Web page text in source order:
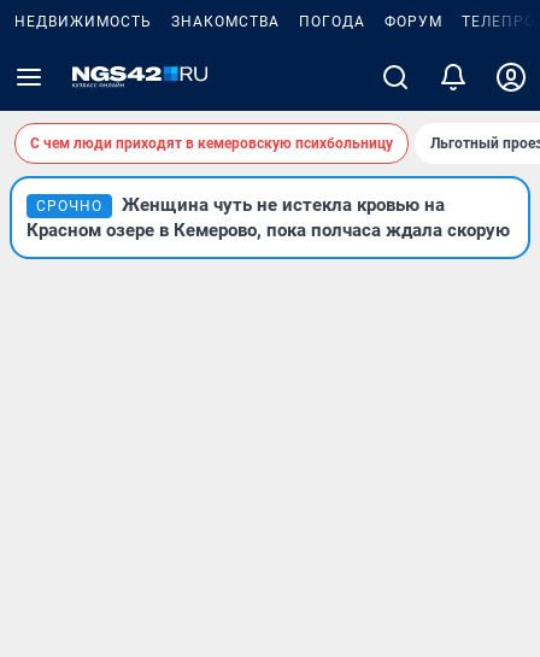
НЕДВИЖИМОСТЬ ЗНАКОМСТВА ПОГОДА ФОРУМ
С чем люди приходят в кемеровскую психбольницу Льготный
СРОЧНО
Женщина чуть не истекла кровью на
Красном озере в Кемерово, пока полчаса ждала скорую